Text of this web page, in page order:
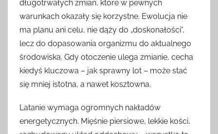
długotrwałych zmian, które w pewnych
warunkach okazały się korzystne. Ewolucja nie
ma planu ani celu, nie dąży do „doskonałości”,
lecz do dopasowania organizmu do aktualnego
środowiska. Gdy otoczenie ulega zmianie, cecha
kiedyś kluczowa – jak sprawny lot – może stać
się mniej istotna, a nawet kosztowna.
Latanie wymaga ogromnych nakładów
energetycznych. Mięśnie piersiowe, lekkie kości,